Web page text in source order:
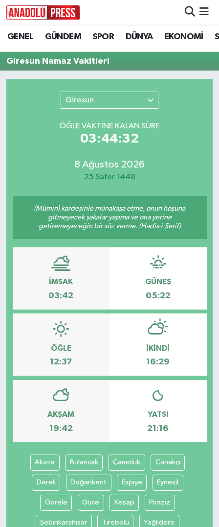
GENEL GÜNDEM SPOR DÜNYA EKONOMİ
Giresun Namaz Vakitleri
Giresun
ÖĞLE VAKTİNE KALAN SÜRE
03:44:32
8 Ağustos 2026
25 Safer 1448
(Mümin) kardeşinle münakaşa etme, onun hoşuna
gitmeyecek şakalar yapma ve ona yerine
getiremeyeceğin bir söz verme. (Hadis-i Şerif)
İMSAK
03:42
GÜNEŞ
05:22
ÖĞLE
12:37
İKINDI
16:29
AKŞAM
19:42
YATSI
21:16
Alucra Bulancak Çamoluk Çanakçı
Dereli Doğankent Espiye Eynesil
Görele Güce Keşap Piraziz
Şebinkarahisar Tirebolu Yağlıdere
Nöbetçi Eczaneler
Hava Durumu
Süper Lig Puan Durumu ve Fikstür
Tüm Manşetler
Haber Arşivi